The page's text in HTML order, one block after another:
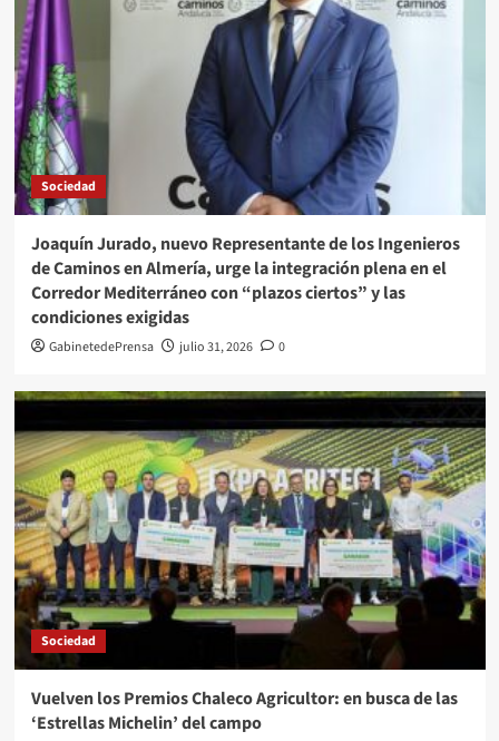
Sociedad
Joaquín Jurado, nuevo Representante de los Ingenieros
de Caminos en Almería, urge la integración plena en el
Corredor Mediterráneo con “plazos ciertos” y las
condiciones exigidas
GabinetedePrensa julio 31, 2026 0
Sociedad
Vuelven los Premios Chaleco Agricultor: en busca de las
‘Estrellas Michelin’ del campo